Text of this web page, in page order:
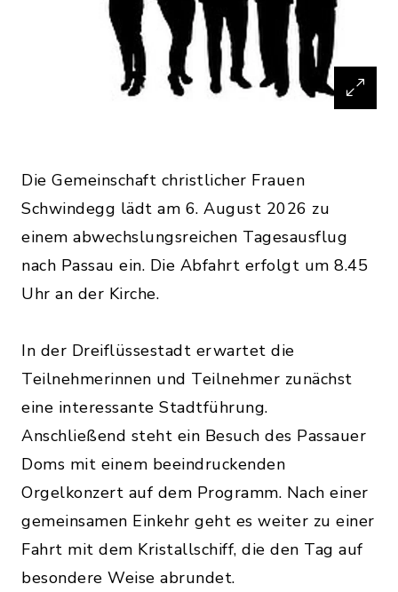
Die Gemeinschaft christlicher Frauen
Schwindegg lädt am 6. August 2026 zu
einem abwechslungsreichen Tagesausflug
nach Passau ein. Die Abfahrt erfolgt um 8.45
Uhr an der Kirche.
In der Dreiflüssestadt erwartet die
Teilnehmerinnen und Teilnehmer zunächst
eine interessante Stadtführung.
Anschließend steht ein Besuch des Passauer
Doms mit einem beeindruckenden
Orgelkonzert auf dem Programm. Nach einer
gemeinsamen Einkehr geht es weiter zu einer
Fahrt mit dem Kristallschiff, die den Tag auf
besondere Weise abrundet.